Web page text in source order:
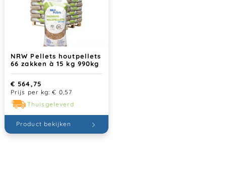
NRW Pellets houtpellets
66 zakken à 15 kg 990kg
€ 564,75
Prijs per kg:€ 0,57
Thuisgeleverd
Product bekijken